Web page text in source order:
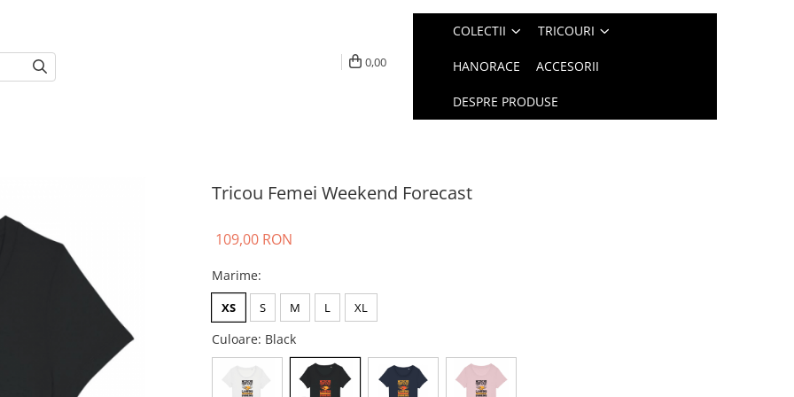
0,00
COLECTII TRICOURI
HANORACE ACCESORII
DESPRE PRODUSE
Tricou Femei Weekend Forecast
109,00 RON
Marime:
XS S M L XL
Culoare: Black